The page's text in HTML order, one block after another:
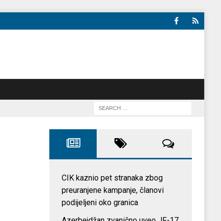
CIK kaznio pet stranaka zbog
preuranjene kampanje, članovi
podijeljeni oko granica